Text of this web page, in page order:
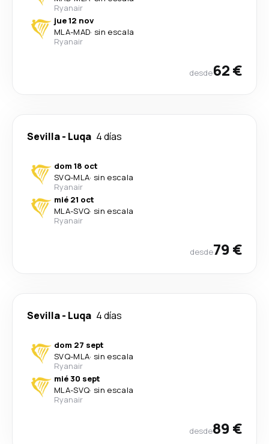
Ryanair
jue 12 nov
MLA-MAD· sin escala
Ryanair
desde62 €
Sevilla- Luqa 4 días
dom 18 oct
SVQ-MLA· sin escala
Ryanair
mié 21 oct
MLA-SVQ· sin escala
Ryanair
desde79 €
Sevilla- Luqa 4 días
dom 27 sept
SVQ-MLA· sin escala
Ryanair
mié 30 sept
MLA-SVQ· sin escala
Ryanair
desde89 €